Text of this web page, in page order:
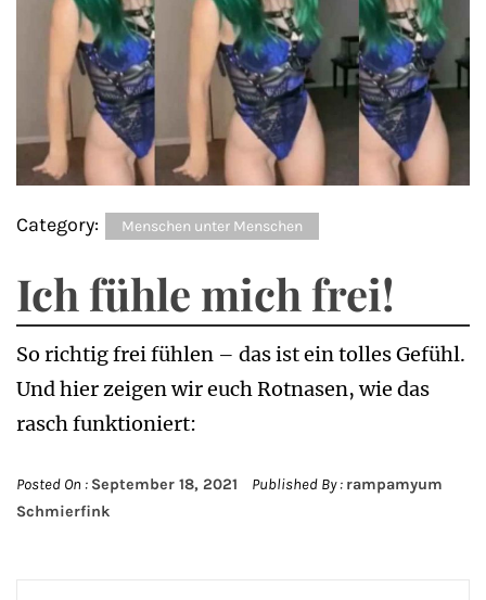
Category: Menschen unter Menschen
Ich fühle mich frei!
So richtig frei fühlen – das ist ein tolles Gefühl.
Und hier zeigen wir euch Rotnasen, wie das
rasch funktioniert:
Posted On : September 18, 2021 Published By : rampamyum
Schmierfink